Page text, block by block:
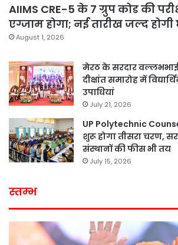
AIIMS CRE-5 के 7 ग्रुप कोड की
एग्जाम होगा; नई तारीख जल्द होगी
August 1, 2026
मेरठ के सरदार
दीक्षांत समारोह में
उपाधियां
July 21, 2026
UP Polytechnic
शुरू होगा तीसरा चरण,
संस्थानों की फीस भी तय
July 15, 2026
स्तम्भ